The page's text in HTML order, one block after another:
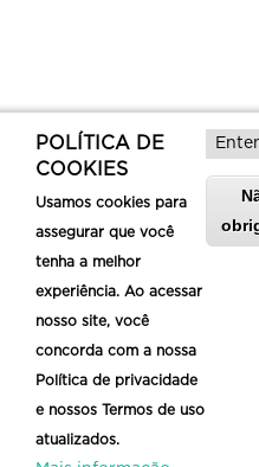
Sobre a Belotur
POLÍTICA DE
COOKIES
Usamos cookies para
assegurar que você
tenha a melhor
experiência. Ao acessar
nosso site, você
concorda com a nossa
Política de privacidade
e nossos Termos de uso
atualizados.